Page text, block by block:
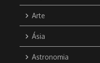
Arte
Ásia
Astronomia